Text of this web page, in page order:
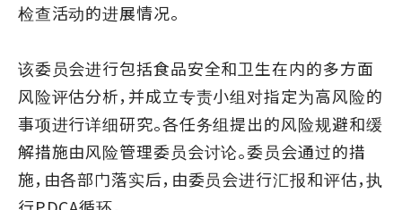
检查活动的进展情况。
该委员会进行包括食品安全和卫生在内的多方面
风险评估分析，并成立专责小组对指定为高风险的
事项进行详细研究。各任务组提出的风险规避和缓
解措施由风险管理委员会讨论。委员会通过的措
施，由各部门落实后，由委员会进行汇报和评估，执